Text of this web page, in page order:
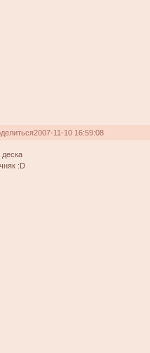
2007-11-10 16:59:08
деска
:D